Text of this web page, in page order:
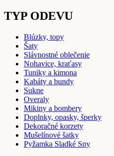
TYP ODEVU
Blúzky, topy
Šaty
Slávnostné oblečenie
Nohavice, kraťasy
Tuniky a kimona
Kabáty a bundy
Sukne
Overaly
Mikiny a bombery
Doplnky, opasky, šperky
Dekoračné korzety
Mušelínové šatky
Pyžamka Sladké Sny